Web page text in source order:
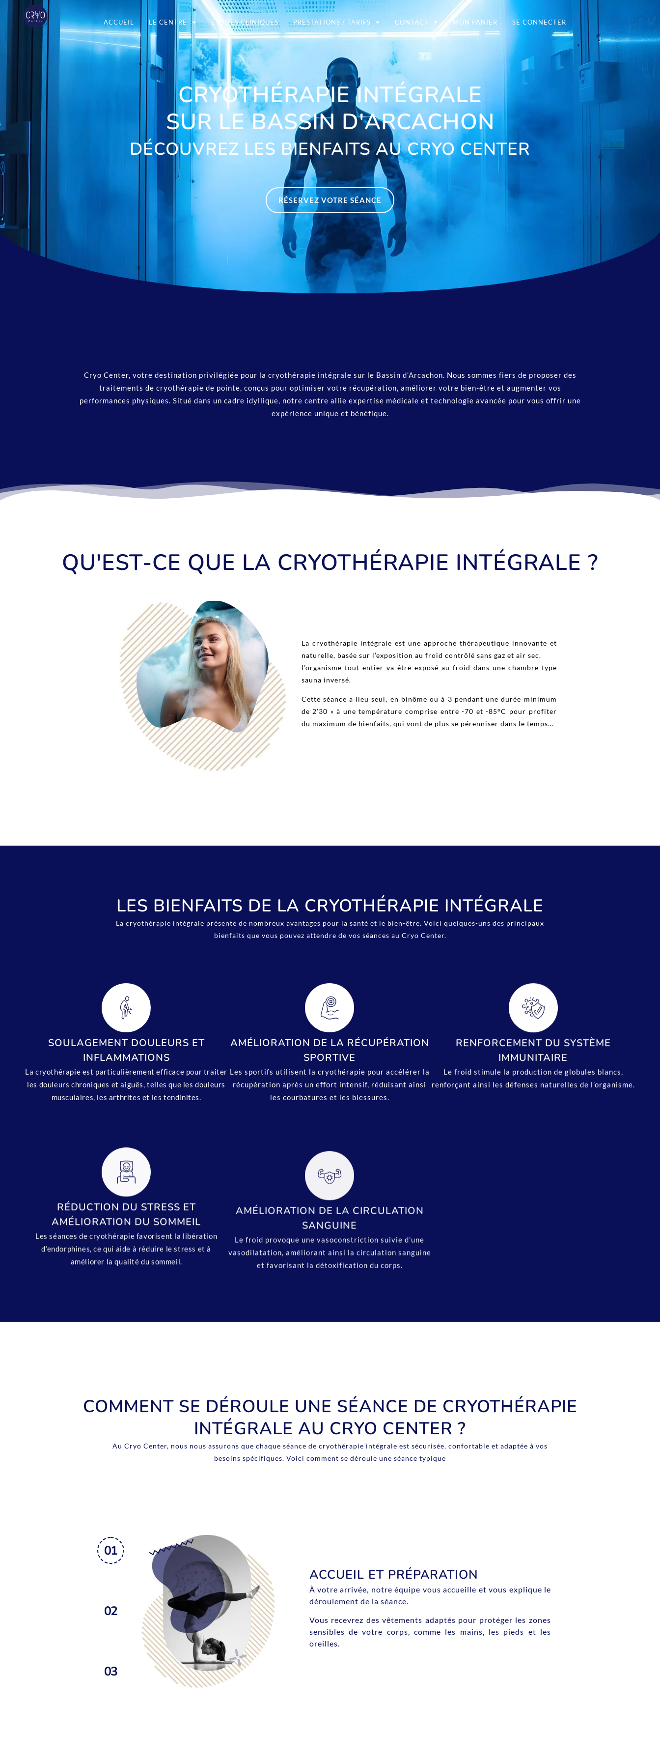
ACCUEIL LE CENTRE ÉTUDES CLINIQUES PRESTATIONS / TARIFS CONTACT MON PANIER SE CONNECTER
CRYOTHÉRAPIE INTÉGRALE
SUR LE BASSIN D'ARCACHON
DÉCOUVREZ LES BIENFAITS AU CRYO CENTER
RÉSERVEZ VOTRE SÉANCE
Cryo Center, votre destination privilégiée pour la cryothérapie intégrale sur le Bassin d’Arcachon. Nous sommes fiers de proposer des
traitements de cryothérapie de pointe, conçus pour optimiser votre récupération, améliorer votre bien-être et augmenter vos
performances physiques. Situé dans un cadre idyllique, notre centre allie expertise médicale et technologie avancée pour vous offrir une
expérience unique et bénéfique.
QU'EST-CE QUE LA CRYOTHÉRAPIE INTÉGRALE ?
La cryothérapie intégrale est une approche thérapeutique innovante et
naturelle, basée sur l’exposition au froid contrôlé sans gaz et air sec.
l’organisme tout entier va être exposé au froid dans une chambre type
sauna inversé.
Cette séance a lieu seul, en binôme ou à 3 pendant une durée minimum
de 2’30 » à une température comprise entre -70 et -85°C pour profiter
du maximum de bienfaits, qui vont de plus se pérenniser dans le temps…
LES BIENFAITS DE LA CRYOTHÉRAPIE INTÉGRALE
La cryothérapie intégrale présente de nombreux avantages pour la santé et le bien-être. Voici quelques-uns des principaux
bienfaits que vous pouvez attendre de vos séances au Cryo Center.
SOULAGEMENT DOULEURS ET
INFLAMMATIONS
La cryothérapie est particulièrement efficace pour traiter
les douleurs chroniques et aiguës, telles que les douleurs
musculaires, les arthrites et les tendinites.
AMÉLIORATION DE LA RÉCUPÉRATION
SPORTIVE
Les sportifs utilisent la cryothérapie pour accélérer la
récupération après un effort intensif, réduisant ainsi
les courbatures et les blessures.
RENFORCEMENT DU SYSTÈME
IMMUNITAIRE
Le froid stimule la production de globules blancs,
renforçant ainsi les défenses naturelles de l’organisme.
RÉDUCTION DU STRESS ET
AMÉLIORATION DU SOMMEIL
Les séances de cryothérapie favorisent la libération
d’endorphines, ce qui aide à réduire le stress et à
améliorer la qualité du sommeil.
AMÉLIORATION DE LA CIRCULATION
SANGUINE
vasodilatation, améliorant ainsi la circulation sanguine
et favorisant la détoxification du corps.
COMMENT SE DÉROULE UNE SÉANCE DE CRYOTHÉRAPIE
INTÉGRALE AU CRYO CENTER ?
Au Cryo Center, nous nous assurons que chaque séance de cryothérapie intégrale est sécurisée, confortable et adaptée à vos
besoins spécifiques. Voici comment se déroule une séance typique
01
02
03
ACCUEIL ET PRÉPARATION
À votre arrivée, notre équipe vous accueille et vous explique le
déroulement de la séance.
Vous recevrez des vêtements adaptés pour protéger les zones
sensibles de votre corps, comme les mains, les pieds et les
oreilles.